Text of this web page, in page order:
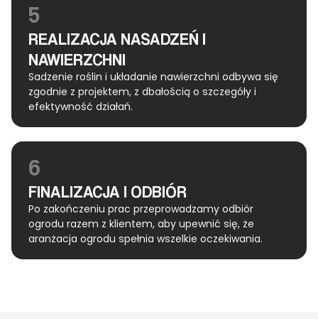
5
REALIZACJA NASADZEŃ I
NAWIERZCHNI
Sadzenie roślin i układanie nawierzchni odbywa się
zgodnie z projektem, z dbałością o szczegóły i
efektywność działań.
6
FINALIZACJA I ODBIÓR
Po zakończeniu prac przeprowadzamy odbiór
ogrodu razem z klientem, aby upewnić się, że
aranżacja ogrodu spełnia wszelkie oczekiwania.